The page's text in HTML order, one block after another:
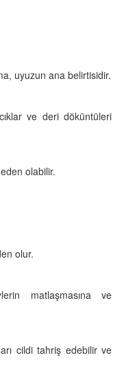
uyuzun ana belirtisidir.
ve deri döküntüleri
olabilir.
olur.
matlaşmasına ve
cildi tahriş edebilir ve